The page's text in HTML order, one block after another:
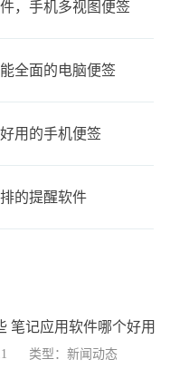
，手机多视图便签
全面的电脑便签
用的手机便签
的提醒软件
笔记应用软件哪个好用
类型：新闻动态